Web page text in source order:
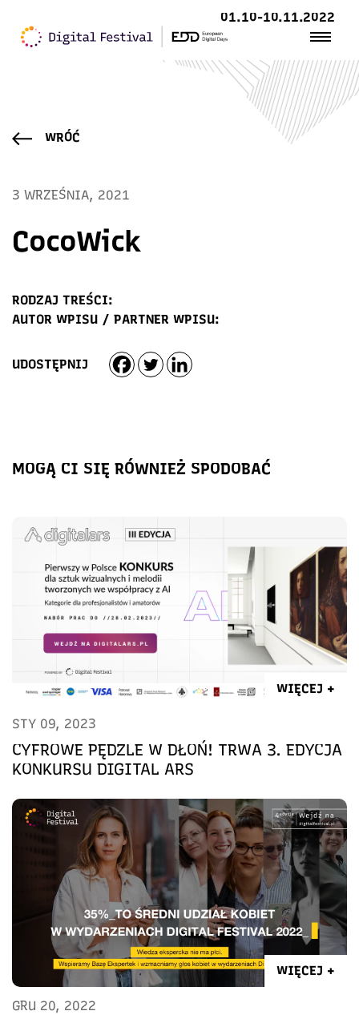
01.10-10.11.2022
WRÓĆ
3 WRZEŚNIA, 2021
CocoWick
RODZAJ TREŚCI:
AUTOR WPISU / PARTNER WPISU:
UDOSTĘPNIJ
MOGĄ CI SIĘ RÓWNIEŻ SPODOBAĆ
WIĘCEJ +
STY 09, 2023
CYFROWE PĘDZLE W DŁOŃ! TRWA 3. EDYCJA
KONKURSU DIGITAL ARS
WIĘCEJ +
GRU 20, 2022